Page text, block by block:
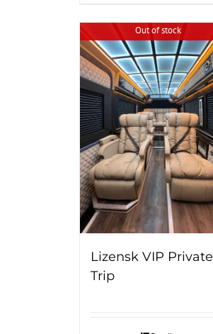
Out of stock
Lizensk VIP Private
Trip